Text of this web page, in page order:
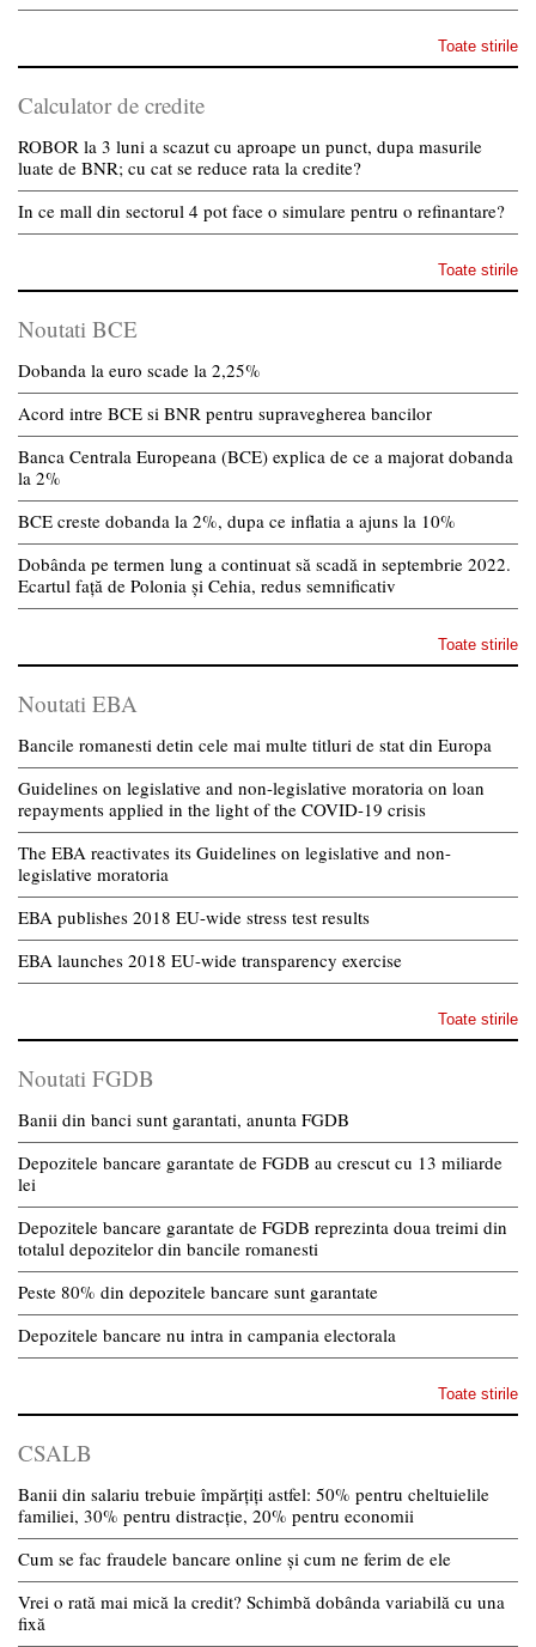
Toate stirile
Calculator de credite
ROBOR la 3 luni a scazut cu aproape un punct, dupa masurile
luate de BNR; cu cat se reduce rata la credite?
In ce mall din sectorul 4 pot face o simulare pentru o refinantare?
Toate stirile
Noutati BCE
Dobanda la euro scade la 2,25%
Acord intre BCE si BNR pentru supravegherea bancilor
Banca Centrala Europeana (BCE) explica de ce a majorat dobanda
la 2%
BCE creste dobanda la 2%, dupa ce inflatia a ajuns la 10%
Dobânda pe termen lung a continuat să scadă in septembrie 2022.
Ecartul față de Polonia și Cehia, redus semnificativ
Toate stirile
Noutati EBA
Bancile romanesti detin cele mai multe titluri de stat din Europa
Guidelines on legislative and non-legislative moratoria on loan
repayments applied in the light of the COVID-19 crisis
The EBA reactivates its Guidelines on legislative and non-
legislative moratoria
EBA publishes 2018 EU-wide stress test results
EBA launches 2018 EU-wide transparency exercise
Toate stirile
Noutati FGDB
Banii din banci sunt garantati, anunta FGDB
Depozitele bancare garantate de FGDB au crescut cu 13 miliarde
lei
Depozitele bancare garantate de FGDB reprezinta doua treimi din
totalul depozitelor din bancile romanesti
Peste 80% din depozitele bancare sunt garantate
Depozitele bancare nu intra in campania electorala
Toate stirile
CSALB
Banii din salariu trebuie împărțiți astfel: 50% pentru cheltuielile
familiei, 30% pentru distracție, 20% pentru economii
Cum se fac fraudele bancare online și cum ne ferim de ele
Vrei o rată mai mică la credit? Schimbă dobânda variabilă cu una
fixă